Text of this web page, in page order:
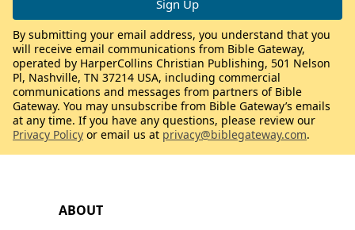
ABOUT
By submitting your email address, you understand that you
will receive email communications from Bible Gateway,
operated by HarperCollins Christian Publishing, 501 Nelson
Pl, Nashville, TN 37214 USA, including commercial
communications and messages from partners of Bible
Gateway. You may unsubscribe from Bible Gateway’s emails
at any time. If you have any questions, please review our
Privacy Policy or email us at privacy@biblegateway.com.